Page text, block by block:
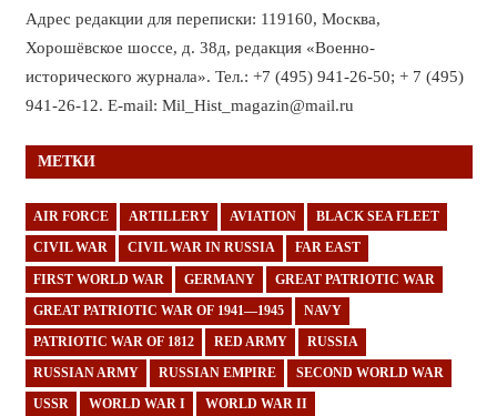
Адрес редакции для переписки: 119160, Москва,
Хорошёвское шоссе, д. 38д, редакция «Военно-
исторического журнала». Тел.: +7 (495) 941-26-50; + 7 (495)
941-26-12. E-mail: Mil_Hist_magazin@mail.ru
МЕТКИ
AIR FORCE ARTILLERY AVIATION BLACK SEA FLEET
CIVIL WAR CIVIL WAR IN RUSSIA FAR EAST
FIRST WORLD WAR GERMANY GREAT PATRIOTIC WAR
GREAT PATRIOTIC WAR OF 1941—1945 NAVY
PATRIOTIC WAR OF 1812 RED ARMY RUSSIA
RUSSIAN ARMY RUSSIAN EMPIRE SECOND WORLD WAR
USSR WORLD WAR I WORLD WAR II